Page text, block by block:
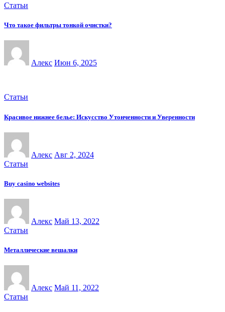
Статьи
Что такое фильтры тонкой очистки?
Алекс Июн 6, 2025
Статьи
Красивое нижнее белье: Искусство Утонченности и Уверенности
Алекс Авг 2, 2024
Статьи
Buy casino websites
Алекс Май 13, 2022
Статьи
Металлические вешалки
Алекс Май 11, 2022
Статьи